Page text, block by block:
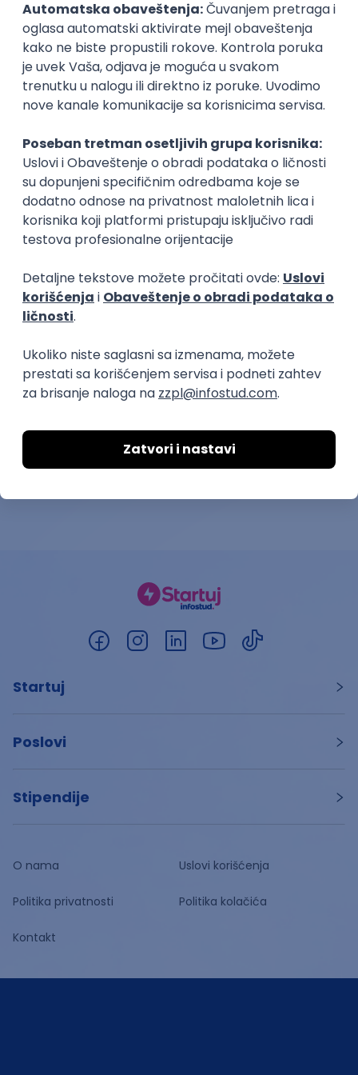
obezbeđenje obezbeđenje
Poslovi posle studija
prvi posao
Radnik na portirnici
21.08.2026. Dobanovci
Startuj
Poslovi
Stipendije
O nama Uslovi korišćenja
Politika privatnosti Politika kolačića
Kontakt